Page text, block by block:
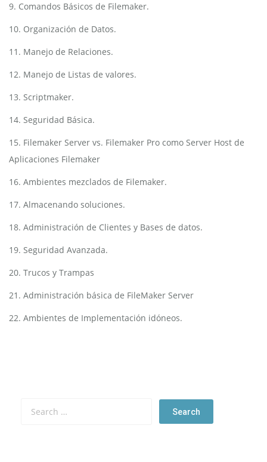
9. Comandos Básicos de Filemaker.
10. Organización de Datos.
11. Manejo de Relaciones.
12. Manejo de Listas de valores.
13. Scriptmaker.
14. Seguridad Básica.
15. Filemaker Server vs. Filemaker Pro como Server Host de
Aplicaciones Filemaker
16. Ambientes mezclados de Filemaker.
17. Almacenando soluciones.
18. Administración de Clientes y Bases de datos.
19. Seguridad Avanzada.
20. Trucos y Trampas
21. Administración básica de FileMaker Server
22. Ambientes de Implementación idóneos.